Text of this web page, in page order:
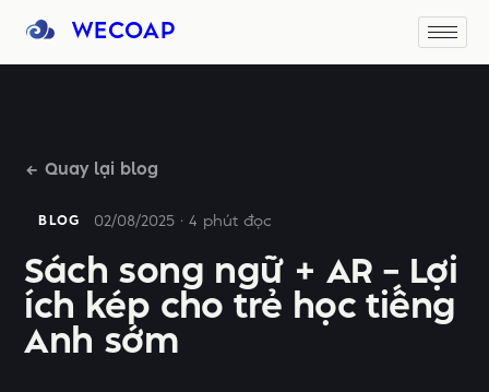
WECOAP
← Quay lại blog
BLOG 02/08/2025 · 4 phút đọc
Sách song ngữ + AR – Lợi
ích kép cho trẻ học tiếng
Anh sớm